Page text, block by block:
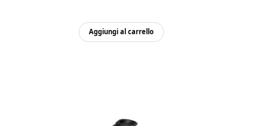
Aggiungi al carrello